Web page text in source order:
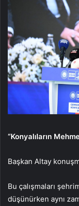
“Konyalıların
Başkan Altay
Bu çalışmaları
düşünürken aynı